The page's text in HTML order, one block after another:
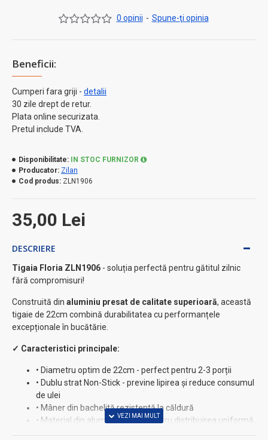
Beneficii:
Cumperi fara griji - detalii
30 zile drept de retur.
Plata online securizata.
Pretul include TVA.
0 opinii - Spune-ţi opinia
35,00 Lei
Disponibilitate:
IN STOC FURNIZOR
Producator: Zilan
Cod produs: ZLN1906
DESCRIERE
Tigaia Floria ZLN1906 - soluția perfectă pentru gătitul zilnic
fără compromisuri!
Construită din aluminiu presat de calitate superioară, această
tigaie de 22cm combină durabilitatea cu performanțele
excepționale în bucătărie.
✓ Caracteristici principale:
• Diametru optim de 22cm - perfect pentru 2-3 porții
• Dublu strat Non-Stick - previne lipirea și reduce consumul
de ulei
• Mâner din bachelită rezistentă la căldură
• Material din aluminiu presat pentru distribuirea uniformă